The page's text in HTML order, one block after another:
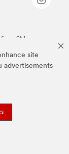
site
advertisements
3M.